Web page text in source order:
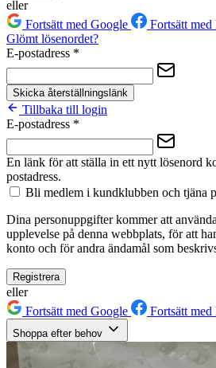
eller
Fortsätt med Google
Fortsätt med
Glömt lösenordet?
E-postadress *
Skicka återställningslänk
Tillbaka till login
E-postadress *
En länk för att ställa in ett nytt lösenord
postadress.
Bli medlem i kundklubben och tjäna
Dina personuppgifter kommer att
upplevelse på denna webbplats, för att
konto och för andra ändamål som
Registrera
eller
Fortsätt med Google
Fortsätt med
Shoppa efter behov